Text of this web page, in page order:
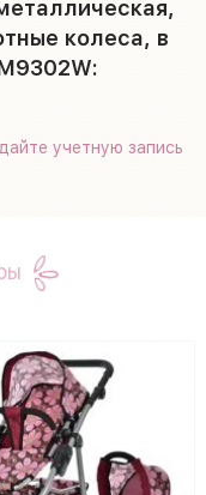
колеса, в
учетную запись